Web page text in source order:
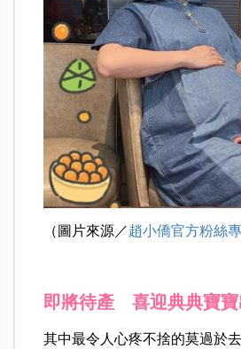
（圖片來源／趙小僑官方粉絲
即將待產 喜迎典典寶寶
其中最令人心疼不捨的莫過於